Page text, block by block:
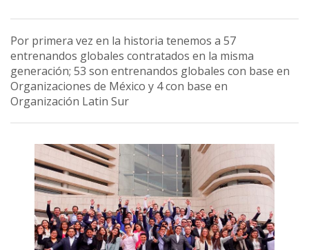
Por primera vez en la historia tenemos a 57
entrenandos globales contratados en la misma
generación; 53 son entrenandos globales con base en
Organizaciones de México y 4 con base en
Organización Latin Sur